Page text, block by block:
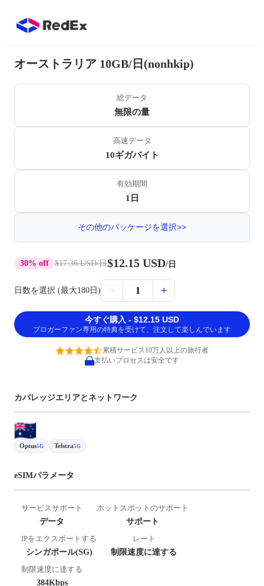
オーストラリア 10GB/日(nonhkip)
総データ
無限の量
高速データ
10ギガバイト
有効期間
1日
その他のパッケージを選択>>
30% off $17.36 USD/日$12.15 USD/日
日数を選択 (最大180日) − 1 +
今すぐ購入 - $12.15 USD
ブロガーファン専用の特典を受けて、注文して楽しんでいます
累積サービス10万人以上の旅行者
支払いプロセスは安全です
カバレッジエリアとネットワーク
Optus5G Telstra5G
eSIMパラメータ
サービスサポート
データ
ホットスポットのサポート
サポート
IPをエクスポートする
シンガポール(SG)
レート
制限速度に達する
制限速度に達する
384Kbps